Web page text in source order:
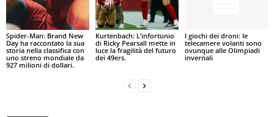
Spider-Man: Brand New
Day ha raccontato la sua
storia nella classifica con
uno streno mondiale da
927 milioni di dollari.
Kurtenbach: L’infortunio
di Ricky Pearsall mette in
luce la fragilità del futuro
dei 49ers.
I giochi dei droni: le
telecamere volanti sono
ovunque alle Olimpiadi
invernali